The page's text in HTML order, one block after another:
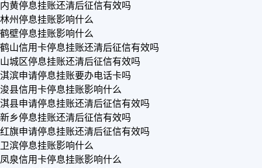
内黄停息挂账还清后征信有效吗
林州停息挂账影响什么
鹤壁停息挂账影响什么
鹤山信用卡停息挂账还清后征信有效吗
山城区停息挂账还清后征信有效吗
淇滨申请停息挂账要办电话卡吗
浚县信用卡停息挂账影响什么
淇县申请停息挂账还清后征信有效吗
新乡停息挂账还清后征信有效吗
红旗申请停息挂账还清后征信有效吗
卫滨停息挂账影响什么
凤泉信用卡停息挂账影响什么